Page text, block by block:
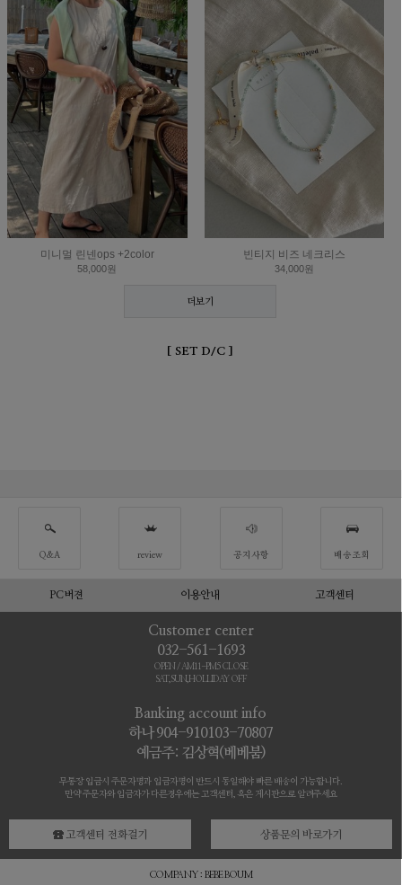
미니멀 린넨ops +2color
58,000원
빈티지 비즈 네크리스
34,000원
더보기
[ SET D/C ]
Q&A review 공지사항 배송조회
PC버젼 이용안내 고객센터
Customer center
032-561-1693
OPEN / AM11-PM5 CLOSE
SAT,SUN,HOLLIDAY OFF
Banking account info
하나 904-910103-70807
예금주: 김상혁(베베붐)
무통장 입금시 주문자명과 입금자명이 반드시 동일해야 빠른 배송이 가능합니다.
만약 주문자와 입금자가 다른경우에는 고객센터, 혹은 게시판으로 알려주세요
고객센터 전화걸기 상품문의 바로가기
COMPANY : BEBE BOUM